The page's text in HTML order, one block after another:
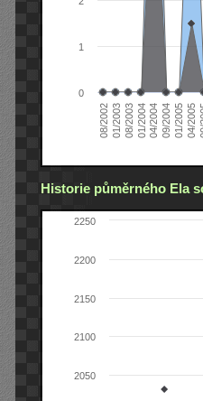
08/200201/200308/200301/200404/200409/200401/200504/2005
0
1
Historie půměrného Ela
2050
2100
2150
2200
2250